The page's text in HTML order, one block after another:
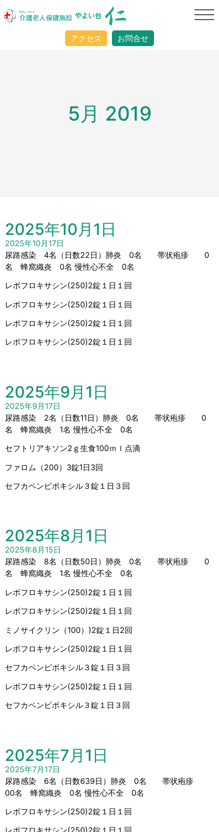
アクセス お問合せ
5月 2019
2025年10月1日
2025年10月17日
尿路感染 4名（日数22日）肺炎 0名 帯状疱疹 0
名 蜂窩織炎 0名 慢性心不全 0名
レボフロキサシン(250)2錠１日１回
レボフロキサシン(250)2錠１日１回
レボフロキサシン(250)2錠１日１回
レボフロキサシン(250)2錠１日１回
2025年9月1日
2025年9月17日
尿路感染 2名（日数11日）肺炎 0名 帯状疱疹 0
名 蜂窩織炎 1名 慢性心不全 0名
セフトリアキソン2ｇ生食100ｍｌ点滴
ファロム（200）3錠1日3回
セフカペンピボキシル３錠１日３回
2025年8月1日
2025年8月15日
尿路感染 8名（日数50日）肺炎 0名 帯状疱疹 0
名 蜂窩織炎 1名 慢性心不全 0名
レボフロキサシン(250)2錠１日１回
レボフロキサシン(250)2錠１日１回
ミノサイクリン（100）)2錠１日2回
レボフロキサシン(250)2錠１日１回
セフカペンピボキシル３錠１日３回
レボフロキサシン(250)2錠１日１回
セフカペンピボキシル３錠１日３回
2025年7月1日
2025年7月17日
尿路感染 6名（日数639日）肺炎 0名 帯状疱疹
00名 蜂窩織炎 0名 慢性心不全 0名
レボフロキサシン(250)2錠１日１回